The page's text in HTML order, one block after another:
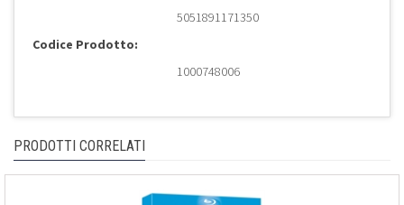
5051891171350
Codice Prodotto:
1000748006
PRODOTTI CORRELATI